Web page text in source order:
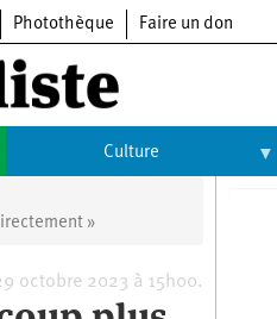
Photothèque Faire un don
Culture
»
octobre 2023 à 15h00.